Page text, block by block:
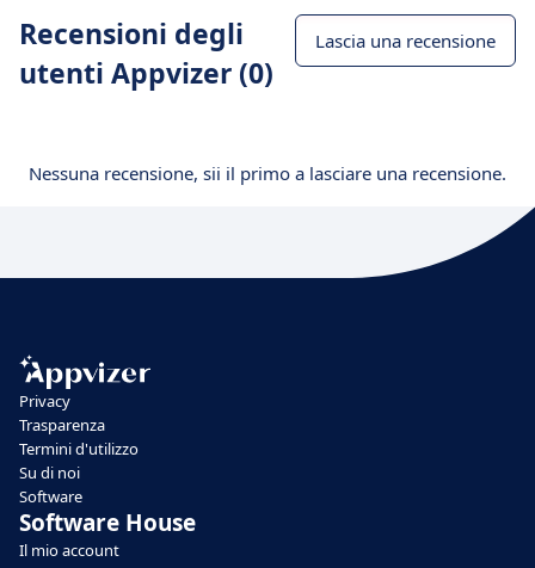
Recensioni degli
utenti Appvizer (0)
Lascia una recensione
Nessuna recensione, sii il primo a lasciare una recensione.
Privacy
Trasparenza
Termini d'utilizzo
Su di noi
Software
Software House
Il mio account